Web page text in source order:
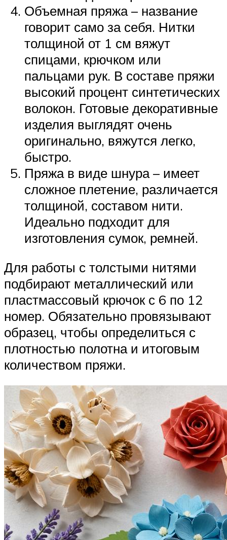
Объемная пряжа – название
говорит само за себя. Нитки
толщиной от 1 см вяжут
спицами, крючком или
пальцами рук. В составе пряжи
высокий процент синтетических
волокон. Готовые декоративные
изделия выглядят очень
оригинально, вяжутся легко,
быстро.
Пряжа в виде шнура – имеет
сложное плетение, различается
толщиной, составом нити.
Идеально подходит для
изготовления сумок, ремней.
Для работы с толстыми нитями
подбирают металлический или
пластмассовый крючок с 6 по 12
номер. Обязательно провязывают
образец, чтобы определиться с
плотностью полотна и итоговым
количеством пряжи.